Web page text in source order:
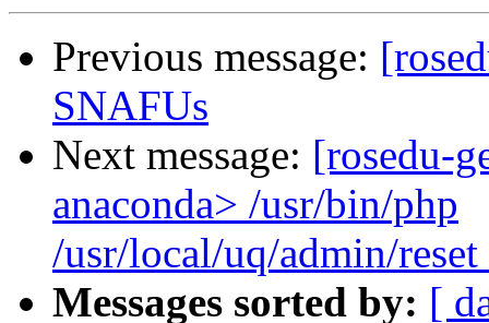
Previous message:
SNAFUs
Next message: [rosedu-
anaconda> /usr/bin/php
/usr/local/uq/admin/
Messages sorted by: [